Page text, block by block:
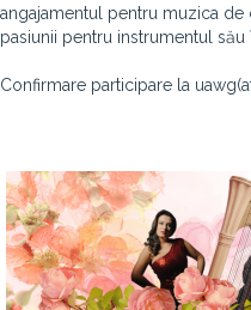
angajamentul pentru muzica de
pasiunii pentru instrumentul
Confirmare participare la